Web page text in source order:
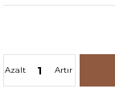
Artır
Azalt